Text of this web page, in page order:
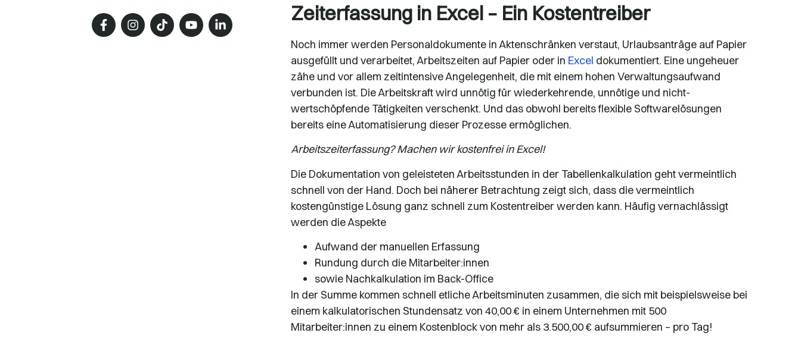
Zeiterfassung in Excel – Ein Kostentreiber
Noch immer werden Personaldokumente in Aktenschränken verstaut, Urlaubsanträge auf Papier
ausgefüllt und verarbeitet, Arbeitszeiten auf Papier oder in Excel dokumentiert. Eine ungeheuer
zähe und vor allem zeitintensive Angelegenheit, die mit einem hohen Verwaltungsaufwand
verbunden ist. Die Arbeitskraft wird unnötig für wiederkehrende, unnötige und nicht-
wertschöpfende Tätigkeiten verschenkt. Und das obwohl bereits flexible Softwarelösungen
bereits eine Automatisierung dieser Prozesse ermöglichen.
Arbeitszeiterfassung? Machen wir kostenfrei in Excel!
Die Dokumentation von geleisteten Arbeitsstunden in der Tabellenkalkulation geht vermeintlich
schnell von der Hand. Doch bei näherer Betrachtung zeigt sich, dass die vermeintlich
kostengünstige Lösung ganz schnell zum Kostentreiber werden kann. Häufig vernachlässigt
werden die Aspekte
Aufwand der manuellen Erfassung
Rundung durch die Mitarbeiter:innen
sowie Nachkalkulation im Back-Office
In der Summe kommen schnell etliche Arbeitsminuten zusammen, die sich mit beispielsweise bei
einem kalkulatorischen Stundensatz von 40,00 € in einem Unternehmen mit 500
Mitarbeiter:innen zu einem Kostenblock von mehr als 3.500,00 € aufsummieren – pro Tag!